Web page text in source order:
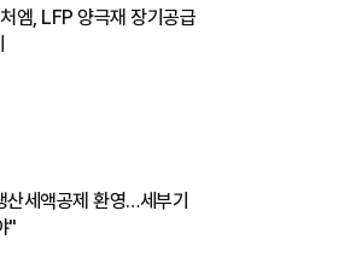
엠, LFP 양극재 장기공급
세액공제 환영…세부기
"